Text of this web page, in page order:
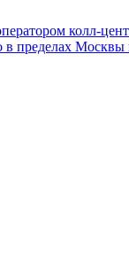
колл-
в пределах